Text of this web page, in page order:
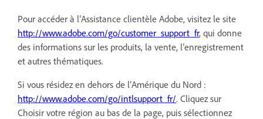
Pour accéder à l’Assistance clientèle Adobe, visitez le site
http://www.adobe.com/go/customer_support_fr, qui donne
des informations sur les produits, la vente, l’enregistrement
et autres thématiques.
Si vous résidez en dehors de l’Amérique du Nord :
http://www.adobe.com/go/intlsupport_fr/. Cliquez sur
Choisir votre région au bas de la page, puis sélectionnez